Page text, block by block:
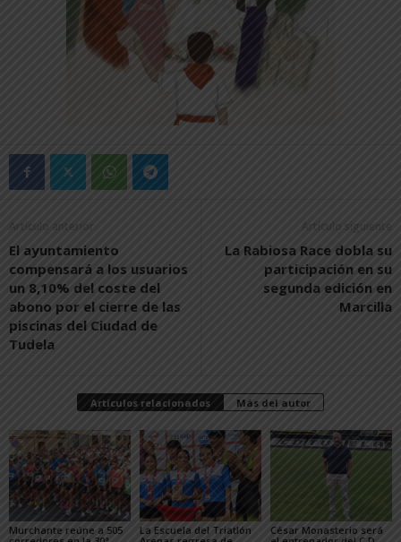
Artículo anterior
El ayuntamiento
compensará a los usuarios
un 8,10% del coste del
abono por el cierre de las
piscinas del Ciudad de
Tudela
Artículo siguiente
La Rabiosa Race dobla su
participación en su
segunda edición en
Marcilla
Artículos relacionados Más del autor
Murchante reúne a 505
La Escuela del Triatlón
César Monasterio será